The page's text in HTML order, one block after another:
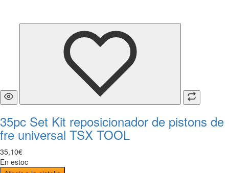
35pc Set Kit reposicionador de pistons de
fre universal TSX TOOL
35,10€
En estoc